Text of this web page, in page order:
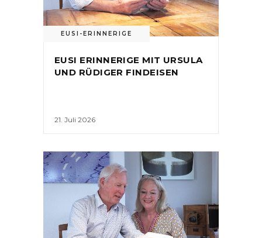
EUSI-ERINNERIGE
EUSI ERINNERIGE MIT URSULA
UND RÜDIGER FINDEISEN
21. Juli 2026